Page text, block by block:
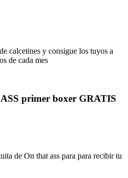
calcetines y consigue los tuyos a
de cada mes
primer boxer GRATIS
de On that ass para para recibir tu